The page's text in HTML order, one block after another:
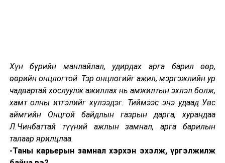
Хүн бүрийн манлайлал, удирдах арга барил өөр,
өөрийн онцлогтой. Тэр онцлогийг ажил, мэргэжлийн ур
чадвартай хослуулж ажиллах нь амжилтын эхлэл болж,
хамт олны итгэлийг хүлээдэг. Тиймээс энэ удаад Увс
аймгийн Онцгой байдлын газрын дарга, хурандаа
Л.Чинбаттай түүний ажлын замнал, арга барилын
талаар ярилцлаа.
-Таны карьерын замнал хэрхэн эхэлж, үргэлжилж